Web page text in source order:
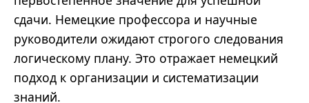
сдачи. Немецкие профессора и научные
руководители ожидают строгого следования
логическому плану. Это отражает немецкий
подход к организации и систематизации
знаний.